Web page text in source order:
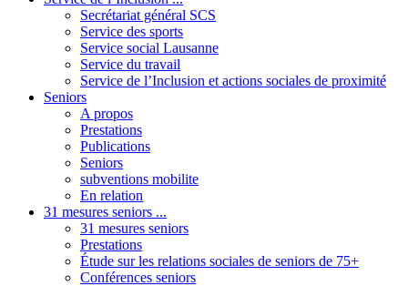
Secrétariat général SCS
Service des sports
Service social Lausanne
Service du travail
Service de l’Inclusion et actions sociales de proximité
Seniors
A propos
Prestations
Publications
Seniors
subventions mobilite
En relation
31 mesures seniors ...
31 mesures seniors
Prestations
Étude sur les relations sociales de seniors de 75+
Conférences seniors